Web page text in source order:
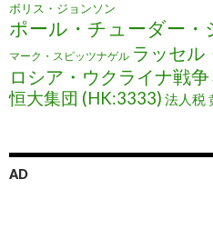
ボリス・ジョンソン
ポール・チューダー・
マーク・スピッツナゲル ラッセル
ロシア・ウクライナ戦争
恒大集団 (HK:3333) 法人税
AD